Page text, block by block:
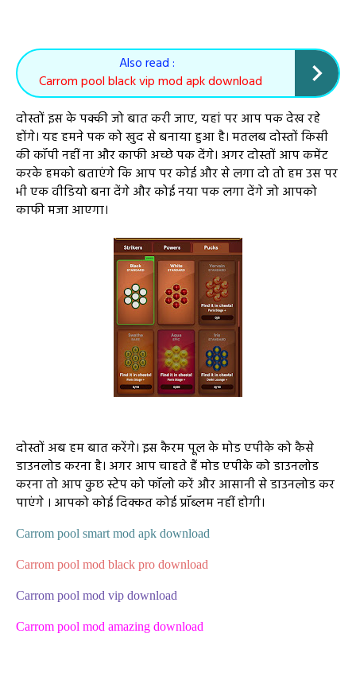
Also read :
Carrom pool black vip mod apk download
दोस्तों इस के पक्की जो बात करी जाए, यहां पर आप पक देख रहे
होंगे। यह हमने पक को खुद से बनाया हुआ है। मतलब दोस्तों किसी
की कॉपी नहीं ना और काफी अच्छे पक देंगे। अगर दोस्तों आप कमेंट
करके हमको बताएंगे कि आप पर कोई और से लगा दो तो हम उस पर
भी एक वीडियो बना देंगे और कोई नया पक लगा देंगे जो आपको
काफी मजा आएगा।
दोस्तों अब हम बात करेंगे। इस कैरम पूल के मोड एपीके को कैसे
डाउनलोड करना है। अगर आप चाहते हैं मोड एपीके को डाउनलोड
करना तो आप कुछ स्टेप को फॉलो करें और आसानी से डाउनलोड कर
पाएंगे । आपको कोई दिक्कत कोई प्रॉब्लम नहीं होगी।
Carrom pool smart mod apk download
Carrom pool mod black pro download
Carrom pool mod vip download
Carrom pool mod amazing download